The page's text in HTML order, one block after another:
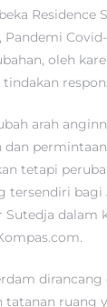
Residence
oleh
arah
tetapi
tersendiri bagi
dalam
dirancang
ruang